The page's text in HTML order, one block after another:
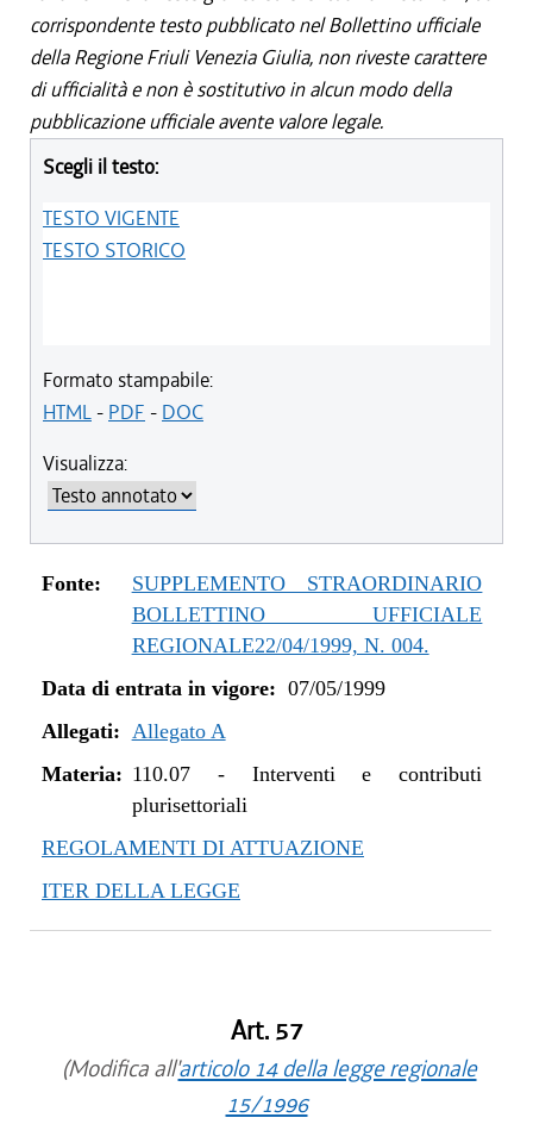
corrispondente testo pubblicato nel Bollettino ufficiale
della Regione Friuli Venezia Giulia, non riveste carattere
di ufficialità e non è sostitutivo in alcun modo della
pubblicazione ufficiale avente valore legale.
Scegli il testo:
TESTO VIGENTE
TESTO STORICO
Formato stampabile:
HTML- PDF - DOC
Visualizza:
Fonte:
SUPPLEMENTO STRAORDINARIO
BOLLETTINO UFFICIALE
REGIONALE22/04/1999, N. 004.
Data di entrata in vigore: 07/05/1999
Allegati: Allegato A
Materia: 110.07- Interventi e contributi
plurisettoriali
REGOLAMENTI DI ATTUAZIONE
ITER DELLA LEGGE
Art. 57
(Modifica all'articolo 14 della legge regionale
15/1996